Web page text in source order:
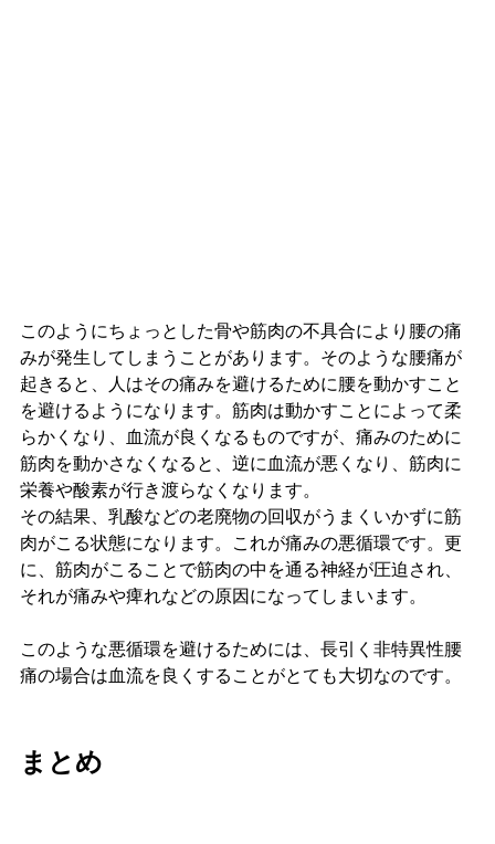
このようにちょっとした骨や筋肉の不具合により腰の痛
みが発生してしまうことがあります。そのような腰痛が
起きると、人はその痛みを避けるために腰を動かすこと
を避けるようになります。筋肉は動かすことによって柔
らかくなり、血流が良くなるものですが、痛みのために
筋肉を動かさなくなると、逆に血流が悪くなり、筋肉に
栄養や酸素が行き渡らなくなります。
その結果、乳酸などの老廃物の回収がうまくいかずに筋
肉がこる状態になります。これが痛みの悪循環です。更
に、筋肉がこることで筋肉の中を通る神経が圧迫され、
それが痛みや痺れなどの原因になってしまいます。
このような悪循環を避けるためには、長引く非特異性腰
痛の場合は血流を良くすることがとても大切なのです。
まとめ